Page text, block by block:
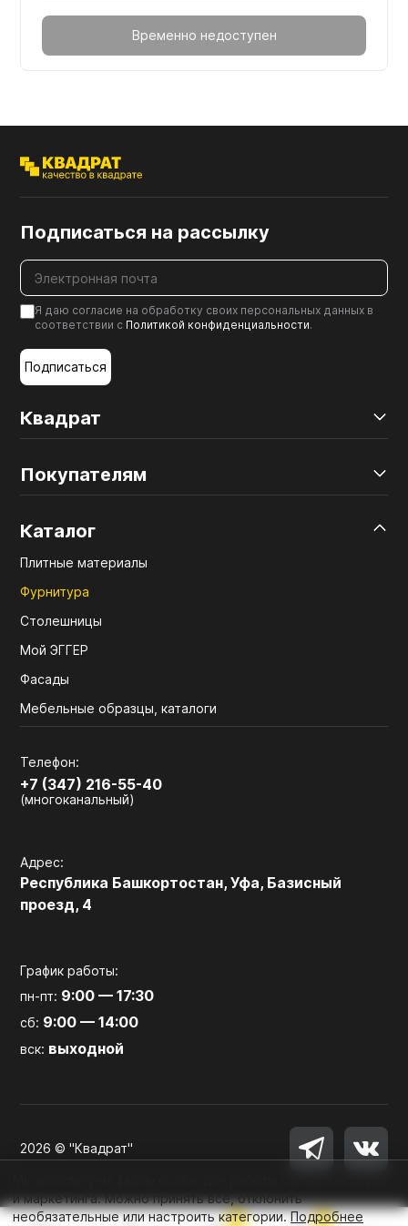
0 0
Временно недоступен
Квадрат
Покупателям
Каталог
Плитные материалы
Фурнитура
Столешницы
Мой ЭГГЕР
Фасады
Мебельные образцы, каталоги
Телефон:
+7 (347) 216-55-40
(многоканальный)
Адрес:
Республика Башкортостан, Уфа, Базисный
проезд, 4
График работы:
пн-пт: 9:00 — 17:30
сб: 9:00 — 14:00
вск: выходной
Подписаться на рассылку
Я даю согласие на обработку своих персональных данных в
соответствии с Политикой конфиденциальности.
Подписаться
2026 © "Квадрат"
и маркетинга. Можно принять все, отклонить
необязательные или настроить категории.Подробнее